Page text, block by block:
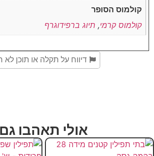
קולמוס הסופר
קולמוס קרמי, תיוג ברפידוגרף
דיווח על תקלה או תוכן לא
אולי תאהבו גם